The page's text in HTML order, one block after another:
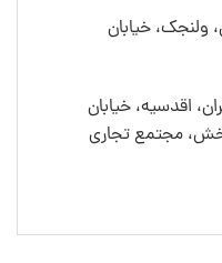
ولنجک، خیابان
اقدسیه، خیابان
مجتمع تجاری